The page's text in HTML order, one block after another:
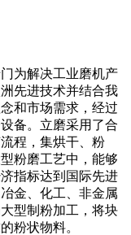
为解决工业磨机产
先进技术并结合我
和市场需求，经过
备。立磨采用了合
程，集烘干、粉
粉磨工艺中，能够
指标达到国际先进
金、化工、非金属
型制粉加工，将块
粉状物料。